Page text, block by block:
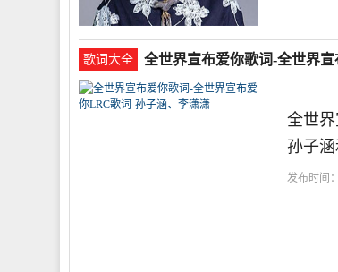
歌词大全 全世界宣布爱你歌词-全世界
全世
孙子
发布时间